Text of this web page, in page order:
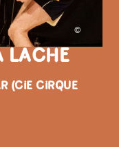
©
LÂCHE
(CIE CIRQUE